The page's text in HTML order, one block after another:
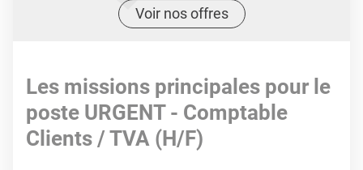
Voir nos offres
Les missions principales pour le
poste URGENT - Comptable
Clients / TVA (H/F)